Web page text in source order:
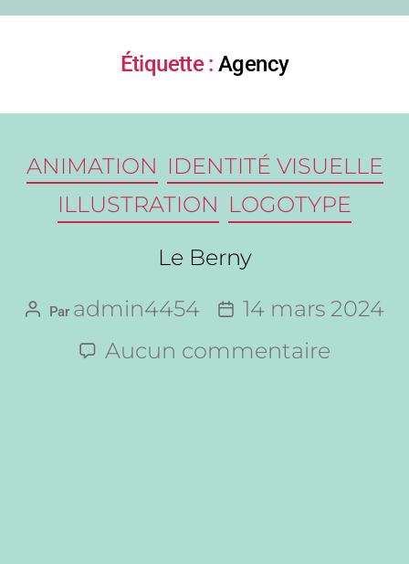
Étiquette : Agency
ANIMATION IDENTITÉ VISUELLE
ILLUSTRATION LOGOTYPE
Le Berny
Par admin4454
14 mars 2024
Aucun commentaire